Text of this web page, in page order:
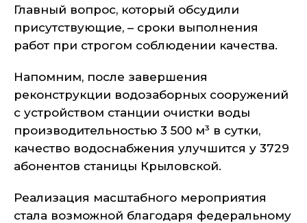
Главный вопрос, который обсудили
присутствующие, – сроки выполнения
работ при строгом соблюдении качества.
Напомним, после завершения
реконструкции водозаборных сооружений
с устройством станции очистки воды
производительностью 3 500 м³ в сутки,
качество водоснабжения улучшится у 3729
абонентов станицы Крыловской.
Реализация масштабного мероприятия
стала возможной благодаря федеральному